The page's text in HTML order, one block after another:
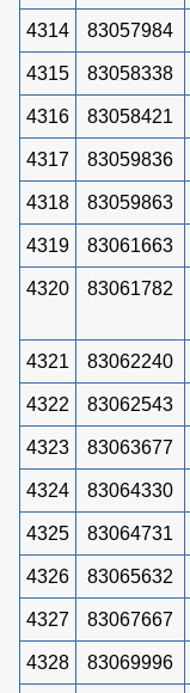
4314 83057984
4315 83058338
4316 83058421
4317 83059836
4318 83059863
4319 83061663
4320 83061782
4321 83062240
4322 83062543
4323 83063677
4324 83064330
4325 83064731
4326 83065632
4327 83067667
4328 83069996